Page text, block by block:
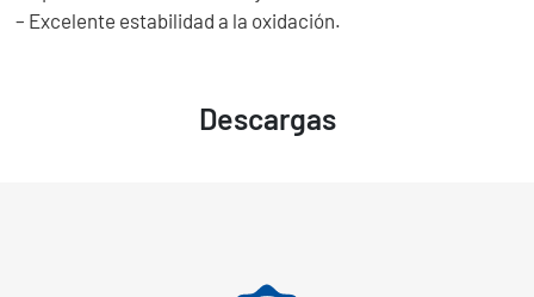
Descargas
– Excelente estabilidad a la oxidación.